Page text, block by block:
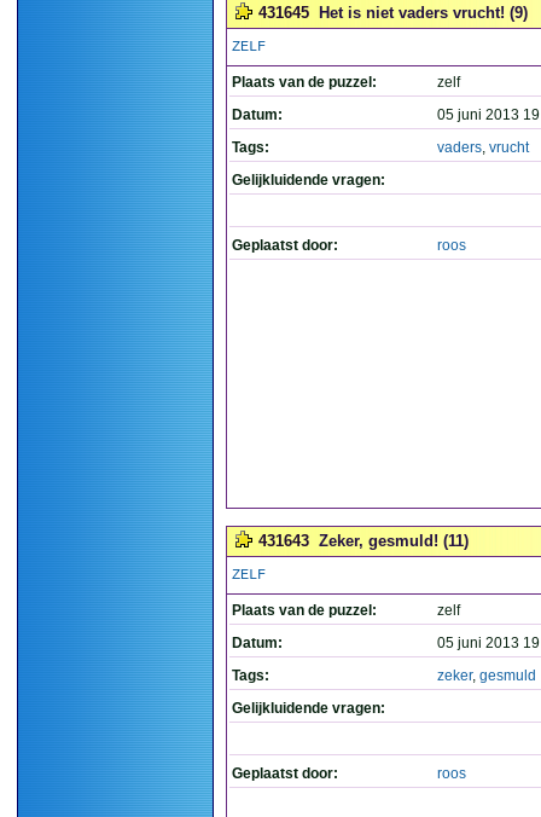
431645 Het is niet vaders vrucht! (9)
ZELF
Plaats van de puzzel:
zelf
Datum:
05 juni 2013
Tags:
vaders, vrucht
Gelijkluidende vragen:
Geplaatst door: roos
431643 Zeker, gesmuld! (11)
ZELF
Plaats van de puzzel:
zelf
Datum:
05 juni 2013
Tags:
zeker, gesmuld
Gelijkluidende vragen:
Geplaatst door: roos